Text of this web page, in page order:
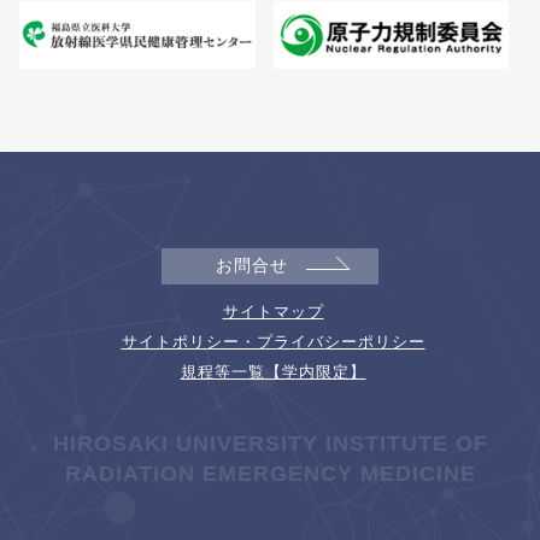
お問合せ
サイトマップ
サイトポリシー・プライバシーポリシー
規程等一覧【学内限定】
HIROSAKI UNIVERSITY INSTITUTE OF
RADIATION EMERGENCY MEDICINE